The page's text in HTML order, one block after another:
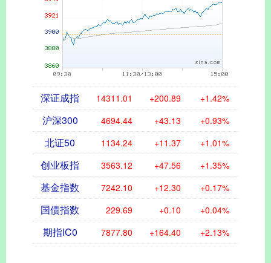
深证成指 14311.01 +200.89 +1.42%
沪深300 4694.44 +43.13 +0.93%
北证50 1134.24 +11.37 +1.01%
创业板指 3563.12 +47.56 +1.35%
基金指数 7242.10 +12.30 +0.17%
国债指数 229.69 +0.10 +0.04%
期指IC0 7877.80 +164.40 +2.13%